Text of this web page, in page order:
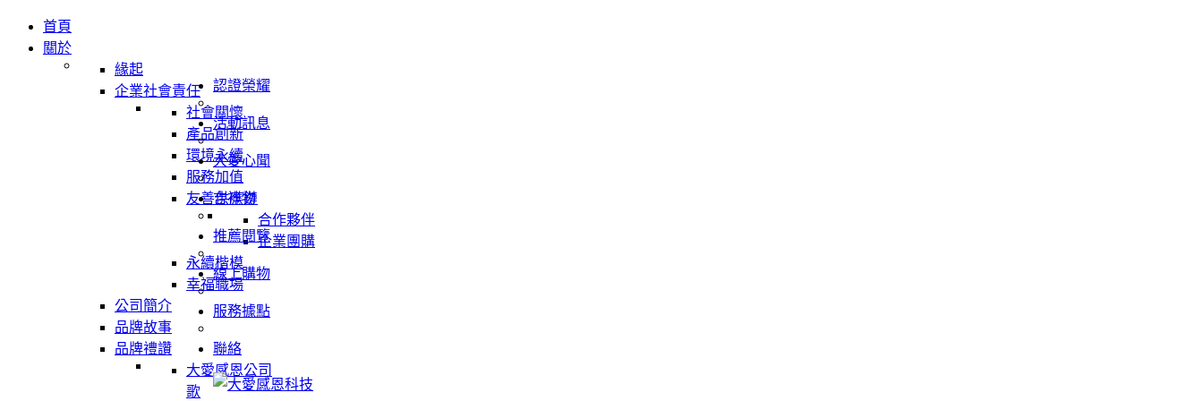
首頁
關於
緣起
企業社會責任
社會關懷
產品創新
環境永續
服務加值
友善供應鏈
合作夥伴
企業團購
永續楷模
幸福職場
公司簡介
品牌故事
品牌禮讚
大愛感恩公司
歌
認證榮耀
活動訊息
大愛心聞
吉祥物
推薦閱覽
線上購物
服務據點
聯絡